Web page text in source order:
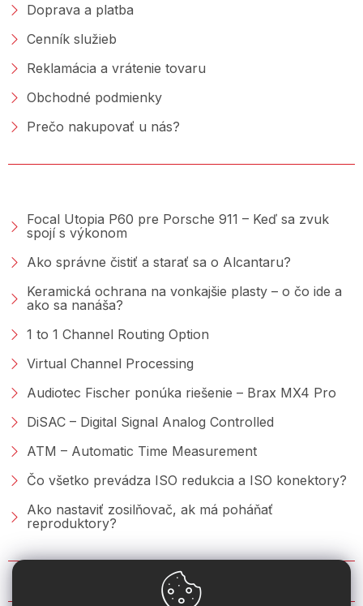
Doprava a platba
Cenník služieb
Reklamácia a vrátenie tovaru
Obchodné podmienky
Prečo nakupovať u nás?
Focal Utopia P60 pre Porsche 911 – Keď sa zvuk
spojí s výkonom
Ako správne čistiť a starať sa o Alcantaru?
Keramická ochrana na vonkajšie plasty – o čo ide a
ako sa nanáša?
1 to 1 Channel Routing Option
Virtual Channel Processing
Audiotec Fischer ponúka riešenie – Brax MX4 Pro
DiSAC – Digital Signal Analog Controlled
ATM – Automatic Time Measurement
Čo všetko prevádza ISO redukcia a ISO konektory?
Ako nastaviť zosilňovač, ak má poháňať
reproduktory?
KONTAKT